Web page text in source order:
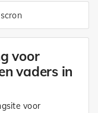
voor
vaders in
voor